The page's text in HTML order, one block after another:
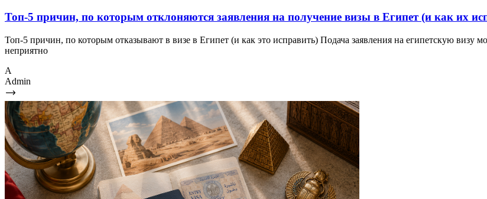
Топ-5 причин, по которым отклоняются заявления на получение визы в Египет (и как их
Топ-5 причин, по которым отказывают в визе в Египет (и как это исправить) Подача заявления на египетскую
неприятно
A
Admin